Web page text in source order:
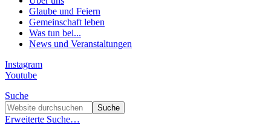
Glaube und Feiern
Gemeinschaft leben
Was tun bei...
News und Veranstaltungen
Instagram
Youtube
Suche
Erweiterte Suche…